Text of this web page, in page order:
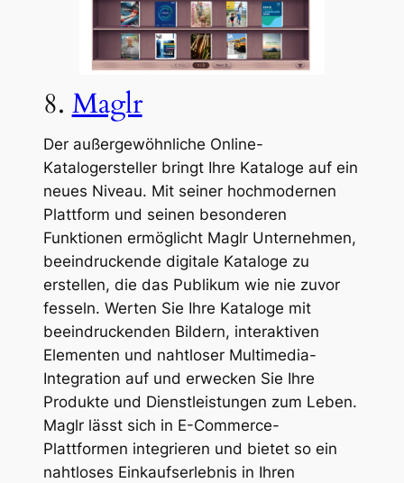
8. Maglr
Der außergewöhnliche Online-
Katalogersteller bringt Ihre Kataloge auf ein
neues Niveau. Mit seiner hochmodernen
Plattform und seinen besonderen
Funktionen ermöglicht Maglr Unternehmen,
beeindruckende digitale Kataloge zu
erstellen, die das Publikum wie nie zuvor
fesseln. Werten Sie Ihre Kataloge mit
beeindruckenden Bildern, interaktiven
Elementen und nahtloser Multimedia-
Integration auf und erwecken Sie Ihre
Produkte und Dienstleistungen zum Leben.
Maglr lässt sich in E-Commerce-
Plattformen integrieren und bietet so ein
nahtloses Einkaufserlebnis in Ihren